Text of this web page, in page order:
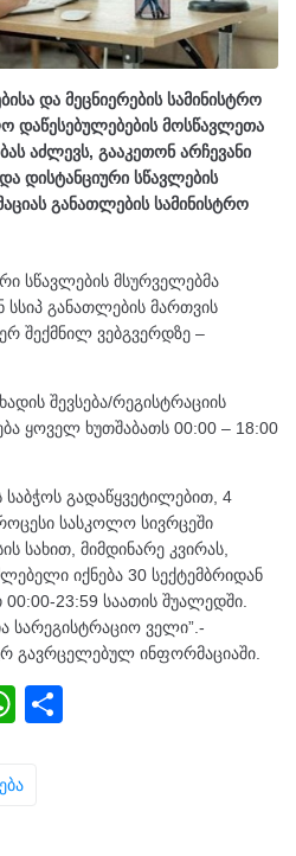
და მეცნიერების სამინისტრო
დაწესებულებების მოსწავლეთა
აძლევს, გააკეთონ არჩევანი
დისტანციური სწავლების
განათლების სამინისტრო
სწავლების მსურველებმა
განათლების მართვის
შექმნილ ვებგვერდზე –
შევსება/რეგისტრაციის
ყოველ ხუთშაბათს 00:00 – 18:00
საბჭოს გადაწყვეტილებით, 4
სასკოლო სივრცეში
სახით, მიმდინარე კვირას,
იქნება 30 სექტემბრიდან
23:59 საათის შუალედში.
სარეგისტრაციო ველი”.-
გავრცელებულ ინფორმაციაში.
W
at